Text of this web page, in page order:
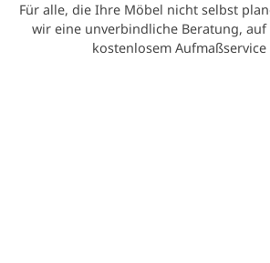
Für alle, die Ihre Möbel nicht selbst
wir eine unverbindliche Beratung, auf
kostenlosem